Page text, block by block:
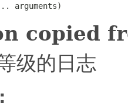
arguments)
copied
级的日志